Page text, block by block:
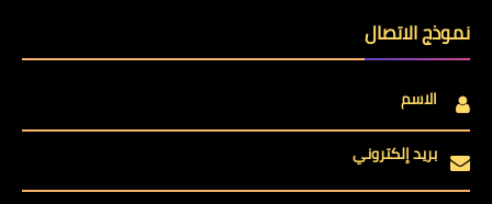
نموذج الاتصال
الاسم
بريد إلكتروني